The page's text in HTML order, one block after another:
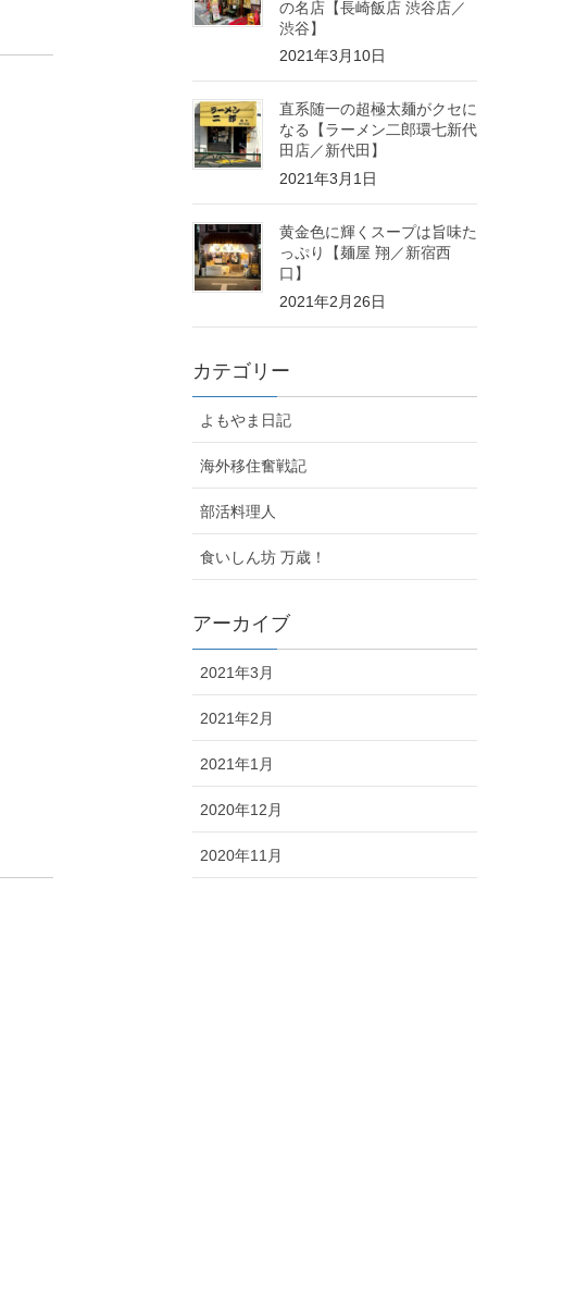
の名店【長崎飯店 渋谷店／
渋谷】
2021年3月10日
直系随一の超極太麺がクセに
なる【ラーメン二郎環七新代
田店／新代田】
2021年3月1日
黄金色に輝くスープは旨味た
っぷり【麺屋 翔／新宿西
口】
2021年2月26日
カテゴリー
よもやま日記
海外移住奮戦記
部活料理人
食いしん坊 万歳！
アーカイブ
2021年3月
2021年2月
2021年1月
2020年12月
2020年11月